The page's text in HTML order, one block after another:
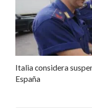
Italia considera
España